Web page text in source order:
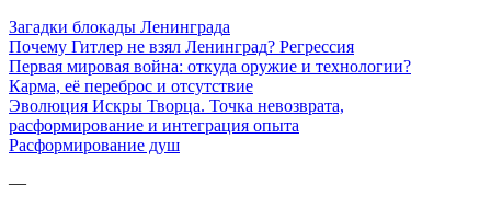
Загадки блокады Ленинграда
Почему Гитлер не взял Ленинград? Регрессия
Первая мировая война: откуда оружие и технологии?
Карма, её переброс и отсутствие
Эволюция Искры Творца. Точка невозврата,
расформирование и интеграция опыта
Расформирование душ
—